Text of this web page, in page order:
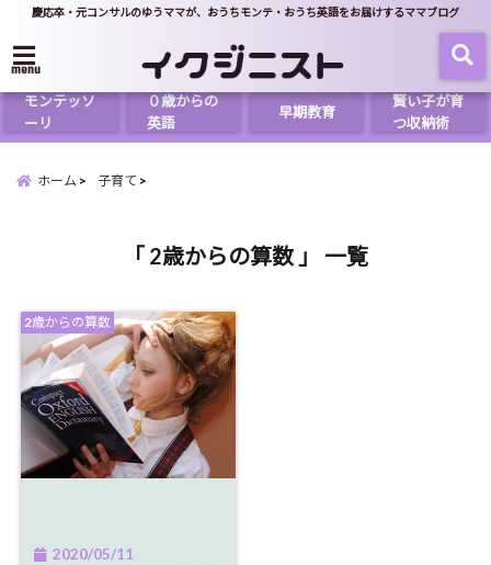
慶応卒・元コンサルのゆうママが、おうちモンテ・おうち英語をお届けするママブログ
menu
モンテッソ
ーリ
０歳からの
英語
早期教育
賢い子が育
つ収納術
ホーム 子育て
「 2歳からの算数 」 一覧
2歳からの算数
2020/05/11